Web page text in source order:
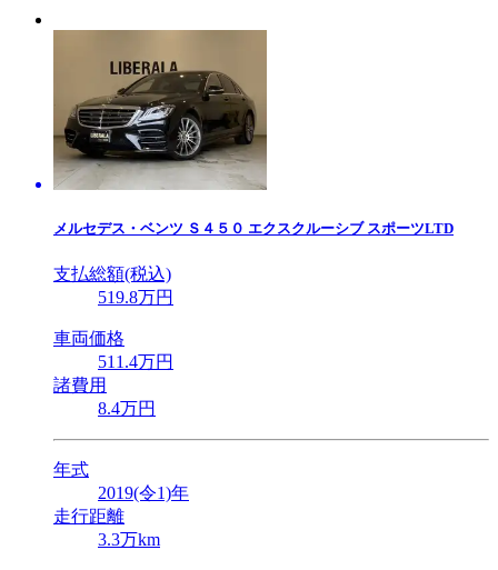
メルセデス・ベンツ Ｓ４５０ エクスクルーシブ スポーツLTD
支払総額(税込)
519.8万円
車両価格
511.4万円
諸費用
8.4万円
年式
2019(令1)年
走行距離
3.3万km